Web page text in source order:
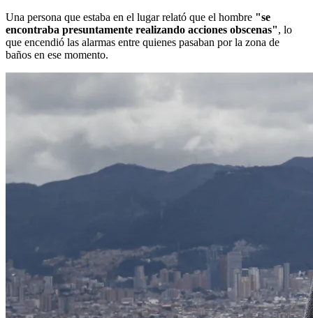
Una persona que estaba en el lugar relató que el hombre "se
encontraba presuntamente realizando acciones obscenas", lo
que encendió las alarmas entre quienes pasaban por la zona de
baños en ese momento.